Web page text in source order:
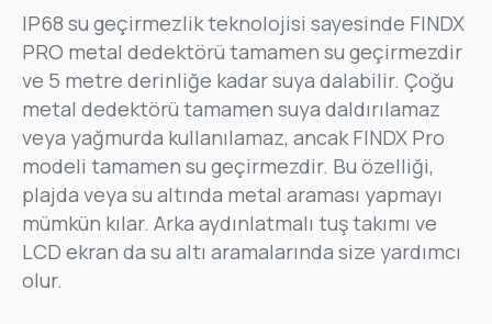
IP68 su geçirmezlik teknolojisi sayesinde FINDX
PRO metal dedektörü tamamen su geçirmezdir
ve 5 metre derinliğe kadar suya dalabilir. Çoğu
metal dedektörü tamamen suya daldırılamaz
veya yağmurda kullanılamaz, ancak FINDX Pro
modeli tamamen su geçirmezdir. Bu özelliği,
plajda veya su altında metal araması yapmayı
mümkün kılar. Arka aydınlatmalı tuş takımı ve
LCD ekran da su altı aramalarında size yardımcı
olur.
Yaşadığınız Şehir*
E-Posta Adresiniz*